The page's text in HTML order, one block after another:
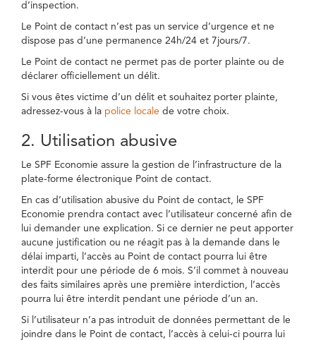
d’inspection.
Le Point de contact n’est pas un service d’urgence et ne
dispose pas d’une permanence 24h/24 et 7jours/7.
Le Point de contact ne permet pas de porter plainte ou de
déclarer officiellement un délit.
Si vous êtes victime d’un délit et souhaitez porter plainte,
adressez-vous à la police locale de votre choix.
2. Utilisation abusive
Le SPF Economie assure la gestion de l’infrastructure de la
plate-forme électronique Point de contact.
En cas d’utilisation abusive du Point de contact, le SPF
Economie prendra contact avec l’utilisateur concerné afin de
lui demander une explication. Si ce dernier ne peut apporter
aucune justification ou ne réagit pas à la demande dans le
délai imparti, l’accès au Point de contact pourra lui être
interdit pour une période de 6 mois. S’il commet à nouveau
des faits similaires après une première interdiction, l’accès
pourra lui être interdit pendant une période d’un an.
Si l’utilisateur n’a pas introduit de données permettant de le
joindre dans le Point de contact, l’accès à celui-ci pourra lui